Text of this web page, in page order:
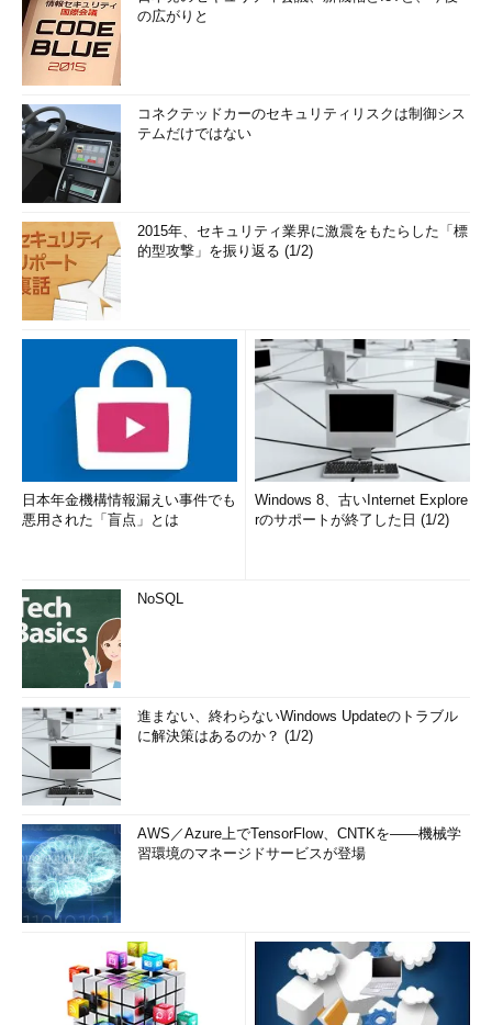
WIN SCORE SHAREの画面
［最新の計測結果を読み込む］ボタンをクリックすると、以
前実行したWinSAT.exeの結果が表示される。［再計測開
始］ボタンをクリックすると、コマンドプロンプトが開き、
WinSAT.exeによる計測が実行される。その後、計測結果が
表示される。
が開き、WinSAT.exeが実行され、「WIN SCORE SHARE」ツー
ルによる計測結果の表示が行われる。なお前回実行した結果を見
るのであれば、［最新の計測結果を読み込む］ボタンをクリック
すればよい。
WIN SCORE SHAREの結果表示画面
WIN SCORE SHAREを実行すると、このようにWindowsの
の広がりと
コネクテッドカーのセキュリティリスクは制御シス
テムだけではない
2015年、セキュリティ業界に激震をもたらした「標
的型攻撃」を振り返る (1/2)
日本年金機構情報漏えい事件でも
悪用された「盲点」とは
Windows 8、古いInternet Explore
rのサポートが終了した日 (1/2)
NoSQL
進まない、終わらないWindows Updateのトラブル
に解決策はあるのか？ (1/2)
AWS／Azure上でTensorFlow、CNTKを――機械学
習環境のマネージドサービスが登場